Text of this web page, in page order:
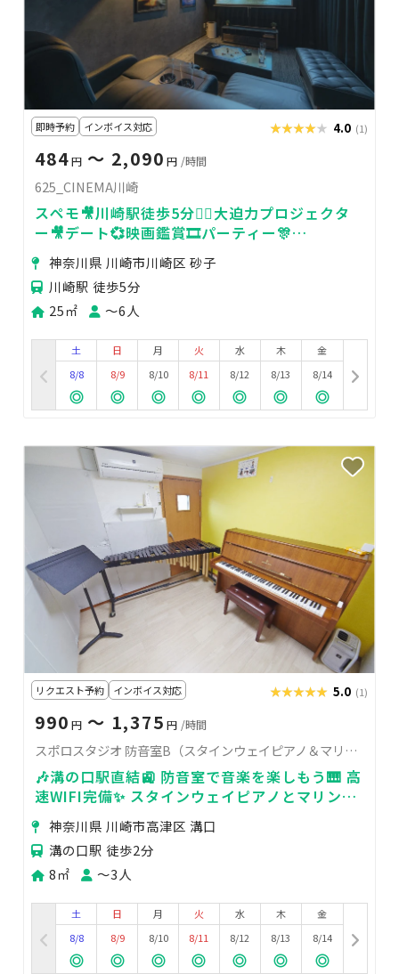
即時予約 インボイス対応 ★★★★★
★★★★★ 4.0 (1)
484 円 〜 2,090 円 /時間
625_CINEMA川崎
スペモ🎥川崎駅徒歩5分🚶‍♀️大迫力プロジェクタ
ー🎥デート💞映画鑑賞🎞️パーティー🎊
625_CINEMA川崎
神奈川県 川崎市川崎区 砂子
川崎駅 徒歩5分
25㎡
〜6人
土
8/8
日
8/9
月
8/10
火
8/11
水
8/12
木
8/13
金
8/14
リクエスト予約 インボイス対応 ★★★★★
★★★★★ 5.0 (1)
990 円 〜 1,375 円 /時間
スポロスタジオ 防音室B（スタインウェイピアノ＆マリンバ）
🎶溝の口駅直結🚉 防音室で音楽を楽しもう🎹 高
速WIFI完備✨ スタインウェイピアノとマリンバ
が利用可能！
神奈川県 川崎市高津区 溝口
溝の口駅 徒歩2分
8㎡
〜3人
土
8/8
日
8/9
月
8/10
火
8/11
水
8/12
木
8/13
金
8/14